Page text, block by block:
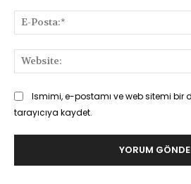
Ismimi, e-postamı ve web sitemi bir
tarayıcıya kaydet.